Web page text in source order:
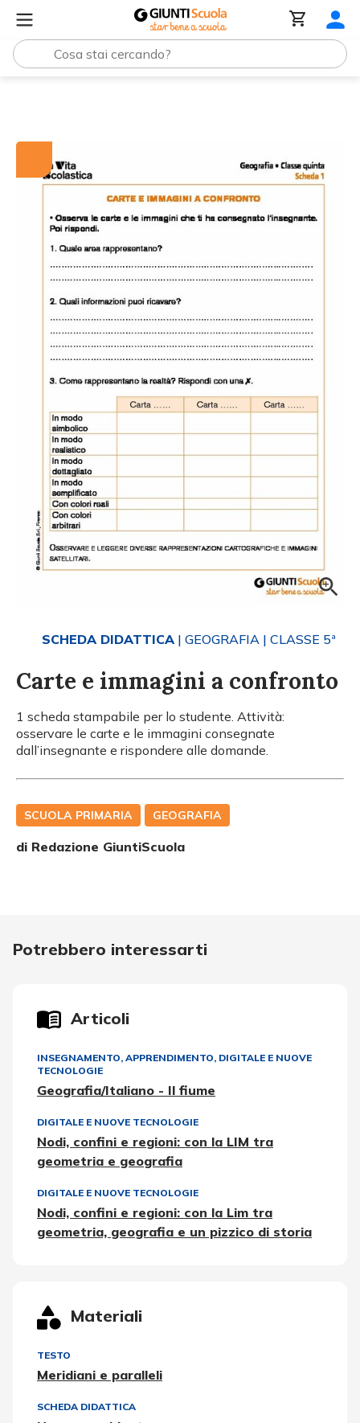
SCHEDA DIDATTICA | GEOGRAFIA | CLASSE 5ª
Carte e immagini a confronto
1 scheda stampabile per lo studente. Attività:
osservare le carte e le immagini consegnate
dall’insegnante e rispondere alle domande.
SCUOLA PRIMARIA GEOGRAFIA
di Redazione GiuntiScuola
Potrebbero interessarti
Articoli
INSEGNAMENTO, APPRENDIMENTO, DIGITALE E NUOVE
TECNOLOGIE
Geografia/Italiano - Il fiume
DIGITALE E NUOVE TECNOLOGIE
Nodi, confini e regioni: con la LIM tra
geometria e geografia
DIGITALE E NUOVE TECNOLOGIE
Nodi, confini e regioni: con la Lim tra
geometria, geografia e un pizzico di storia
Materiali
TESTO
Meridiani e paralleli
SCHEDA DIDATTICA